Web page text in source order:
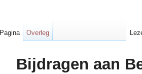
Bijdragen aan
Pagina Overleg